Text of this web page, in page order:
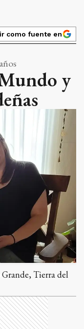
como fuente en
y
Tierra del